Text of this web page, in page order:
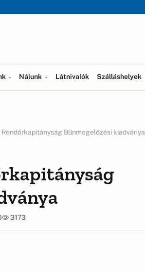
Nálunk Látnivalók Szálláshelyek
Rendőrkapitányság Bűnmegelőzési kiadványa
3173